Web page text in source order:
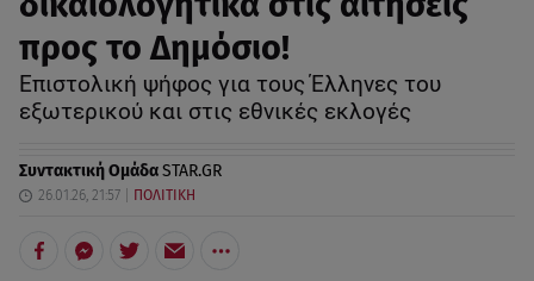
προς το Δημόσιο!
Επιστολική ψήφος για τους Έλληνες του
εξωτερικού και στις εθνικές εκλογές
Συντακτική ΟμάδαSTAR.GR
26.01.26, 21:57 ΠΟΛΙΤΙΚΗ